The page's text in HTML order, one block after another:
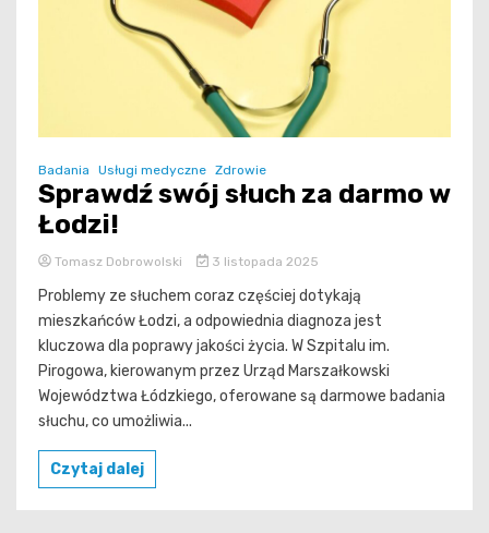
Badania Usługi medyczne Zdrowie
Sprawdź swój słuch za darmo w
Łodzi!
Tomasz Dobrowolski 3 listopada 2025
Problemy ze słuchem coraz częściej dotykają
mieszkańców Łodzi, a odpowiednia diagnoza jest
kluczowa dla poprawy jakości życia. W Szpitalu im.
Pirogowa, kierowanym przez Urząd Marszałkowski
Województwa Łódzkiego, oferowane są darmowe badania
słuchu, co umożliwia...
Czytaj dalej